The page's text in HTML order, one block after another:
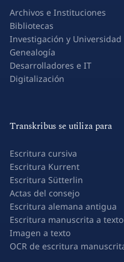
Soluciones
Archivos e Instituciones
Bibliotecas
Investigación y Universidad
Genealogía
Desarrolladores e IT
Transkribus se utiliza para
Escritura cursiva
Escritura Kurrent
Escritura Sütterlin
Actas del consejo
Escritura alemana antigua
Escritura manuscrita a texto